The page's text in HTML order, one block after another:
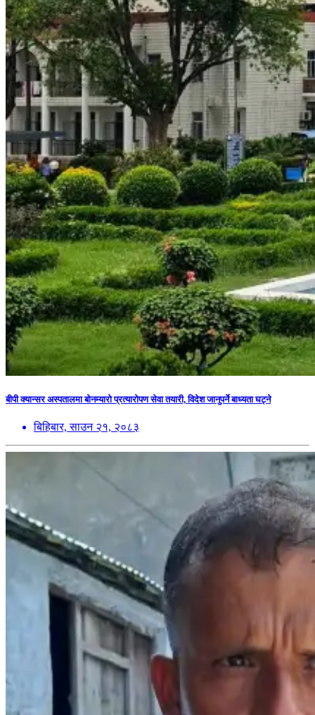
बीपी क्यान्सर अस्पतालमा बोनम्यारो प्रत्यारोपण सेवा तयारी, विदेश जानुपर्ने बाध्यता घट्ने
बिहिबार, साउन २१, २०८३